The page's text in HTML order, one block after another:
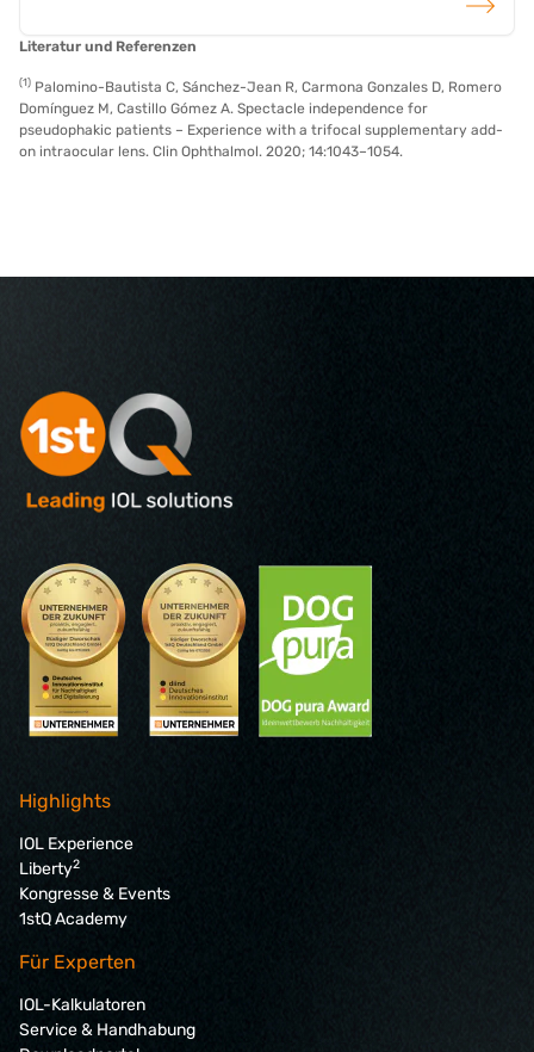
Literatur und Referenzen
(1) Palomino-Bautista C, Sánchez-Jean R, Carmona Gonzales D, Romero
Domínguez M, Castillo Gómez A. Spectacle independence for
pseudophakic patients – Experience with a trifocal supplementary add-
on intraocular lens. Clin Ophthalmol. 2020; 14:1043–1054.
Highlights
IOL Experience
Liberty2
Kongresse & Events
1stQ Academy
Für Experten
IOL-Kalkulatoren
Service & Handhabung